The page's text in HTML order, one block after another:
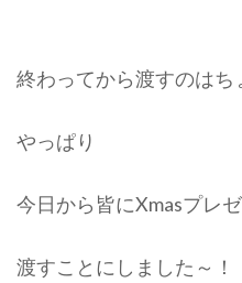
終わってから渡すのはち
やっぱり
今日から皆にXmasプレ
渡すことにしました～！